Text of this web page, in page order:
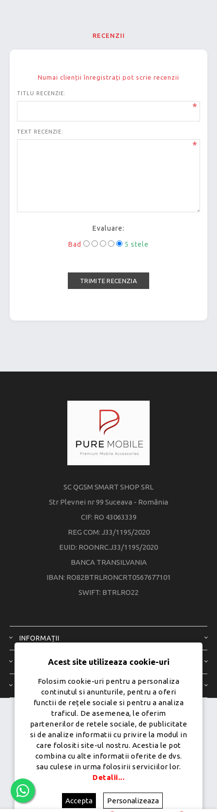
RECENZII
Numai clienții înregistrați pot scrie recenzii
TITLU RECENZIE:
*
TEXT RECENZIE:
*
Evaluare:
Bad 5 stele
SC QGSM SMART SHOP SRL
Str Plevnei nr 99 Suceava - România
CIF: RO 43063339
REG COM: J33/1195/2020
EUID: ROONRC.J33/1195/2020
BANCA TRANSILVANIA
IBAN: RO82BTRLRONCRT0567677101
SWIFT: BTRLRO22
INFORMAȚII
SERVICIU CLIENȚI
CONTUL MEU
Dezvoltat de
Ecom Digital -
Powered bynopCommerce
Copyright © 2026 PureMobile.Toate drepturile rezervate.
Acest site utilizeaza cookie-uri
Folosim cookie-uri pentru a personaliza
continutul si anunturile, pentru a oferi
functii de rețele sociale si pentru a analiza
traficul. De asemenea, le oferim
partenerilor de retele sociale, de publicitate
si de analize informatii cu privire la modul in
care folositi site-ul nostru. Acestia le pot
combina cu alte informatii oferite de dvs.
sau culese in urma folosirii serviciilor lor.
Detalii...
Accepta Personalizeaza